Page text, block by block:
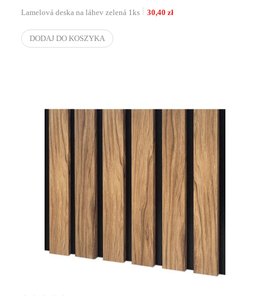
Lamelová deska na láhev zelená 1ks 30,40 zł
DODAJ DO KOSZYKA